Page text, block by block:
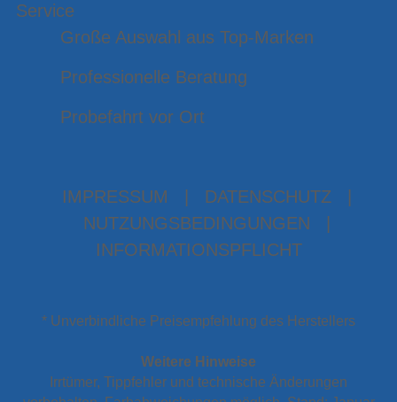
Service
Große Auswahl aus Top-Marken
Professionelle Beratung
Probefahrt vor Ort
IMPRESSUM DATENSCHUTZ
NUTZUNGSBEDINGUNGEN
INFORMATIONSPFLICHT
* Unverbindliche Preisempfehlung des Herstellers
Weitere Hinweise
Irrtümer, Tippfehler und technische Änderungen